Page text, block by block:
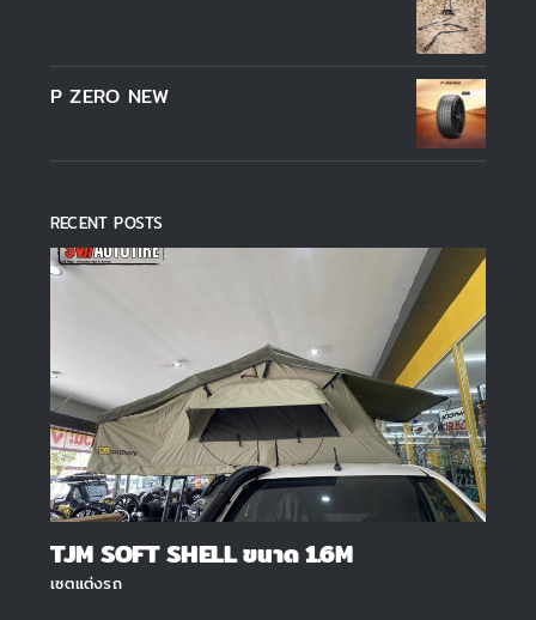
P ZERO NEW
RECENT POSTS
TJM SOFT SHELL ขนาด 1.6M
เซตแต่งรถ